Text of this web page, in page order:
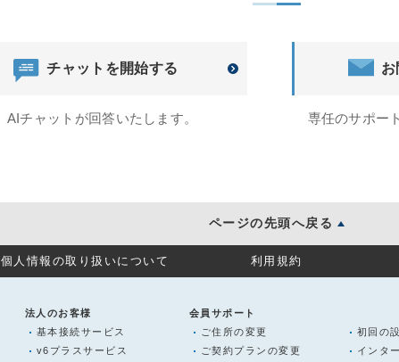
チャットを開始する
AIチャットが回答いたします。
お
専任のサポー
ページの先頭へ戻る
個人情報の取り扱いについて 利用規約
法人のお客様
基本接続サービス
v6プラスサービス
会員サポート
ご住所の変更
ご契約プランの変更
初回の
インタ